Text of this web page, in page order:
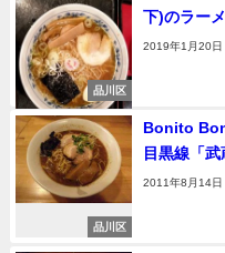
品川区
下)のラー
2019年1月20日
品川区
Bonito
目黒線「
2011年8月14日